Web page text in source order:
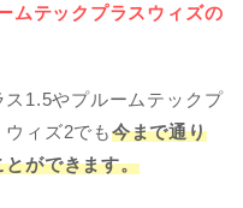
ムテックプラスウィズの
ス1.5やプルームテックプ
ィズ2でも今まで通り
とができます。